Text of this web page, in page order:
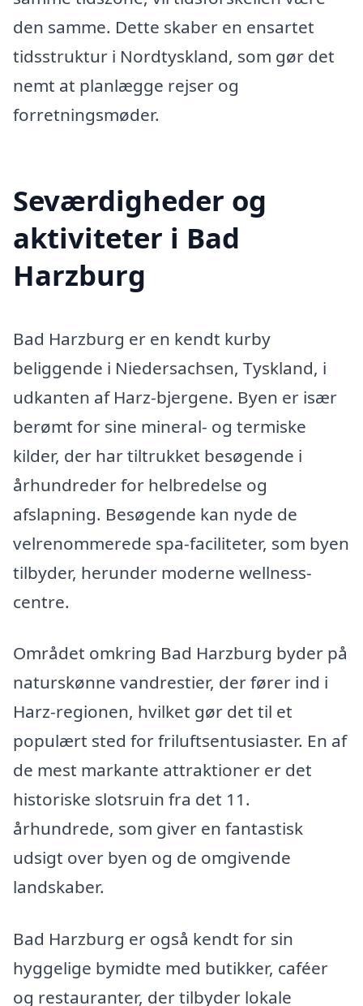
den samme. Dette skaber en ensartet
tidsstruktur i Nordtyskland, som gør det
nemt at planlægge rejser og
forretningsmøder.
Seværdigheder og
aktiviteter i Bad
Harzburg
Bad Harzburg er en kendt kurby
beliggende i Niedersachsen, Tyskland, i
udkanten af Harz-bjergene. Byen er især
berømt for sine mineral- og termiske
kilder, der har tiltrukket besøgende i
århundreder for helbredelse og
afslapning. Besøgende kan nyde de
velrenommerede spa-faciliteter, som byen
tilbyder, herunder moderne wellness-
centre.
Området omkring Bad Harzburg byder på
naturskønne vandrestier, der fører ind i
Harz-regionen, hvilket gør det til et
populært sted for friluftsentusiaster. En af
de mest markante attraktioner er det
historiske slotsruin fra det 11.
århundrede, som giver en fantastisk
udsigt over byen og de omgivende
landskaber.
Bad Harzburg er også kendt for sin
hyggelige bymidte med butikker, caféer
og restauranter, der tilbyder lokale